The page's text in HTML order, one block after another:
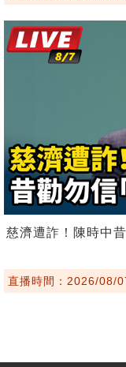
慈濟遭詐！陳時中
直播時間：2026/08/